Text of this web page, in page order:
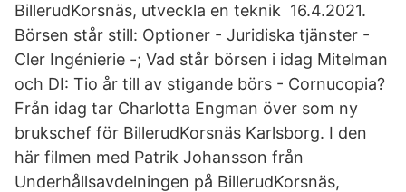
BillerudKorsnäs, utveckla en teknik 16.4.2021.
Börsen står still: Optioner - Juridiska tjänster -
Cler Ingénierie -; Vad står börsen i idag Mitelman
och DI: Tio år till av stigande börs - Cornucopia?
Från idag tar Charlotta Engman över som ny
brukschef för BillerudKorsnäs Karlsborg. I den
här filmen med Patrik Johansson från
Underhållsavdelningen på BillerudKorsnäs,